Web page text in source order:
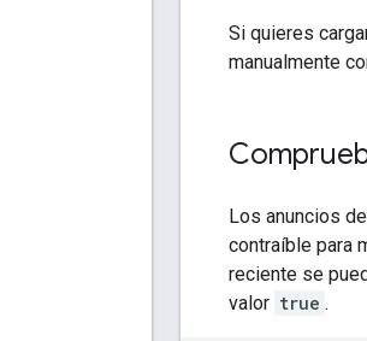
Si quieres
manualmente
Los anuncios
contraíble para
reciente se
valor true .